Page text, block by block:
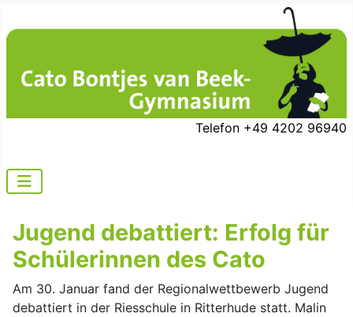
Telefon +49 4202 96940
Jugend debattiert: Erfolg für
Schülerinnen des Cato
Am 30. Januar fand der Regionalwettbewerb Jugend
debattiert in der Riesschule in Ritterhude statt. Malin